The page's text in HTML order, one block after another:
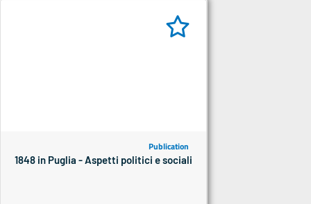
Publication
1848 in Puglia - Aspetti politici e sociali